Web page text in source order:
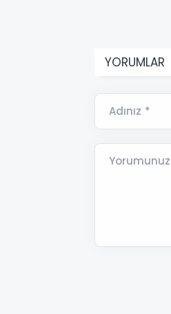
YORUMLAR
Adınız *